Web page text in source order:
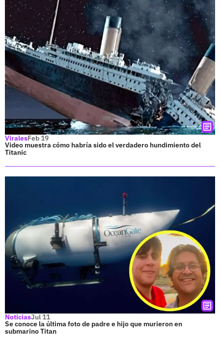
ViralesFeb 19
Video muestra cómo habría sido el verdadero hundimiento del
Titanic
NoticiasJul 11
Se conoce la última foto de padre e hijo que murieron en
submarino Titan